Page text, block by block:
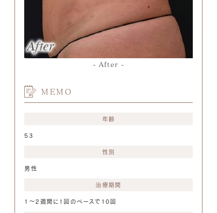
After
MEMO
年齢
53
性別
男性
治療期間
1～2週間に1回のペースで10回